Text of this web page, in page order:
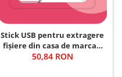
Stick USB pentru extragere
fișiere din casa de marcat,
32GB
50,84 RON